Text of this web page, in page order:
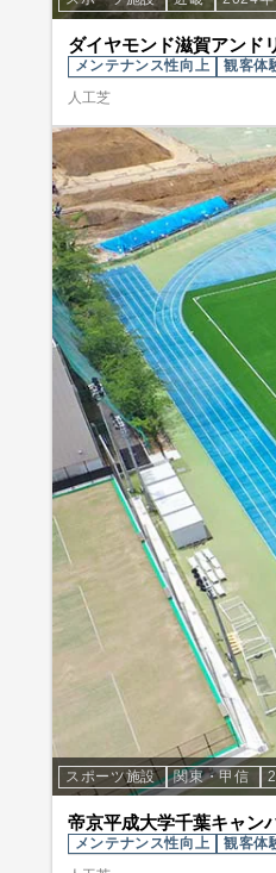
ダイヤモンド滋賀アンド
メンテナンス性向上
観客体
人工芝
スポーツ施設 関東・甲信
帝京平成大学千葉キャン
メンテナンス性向上
観客体